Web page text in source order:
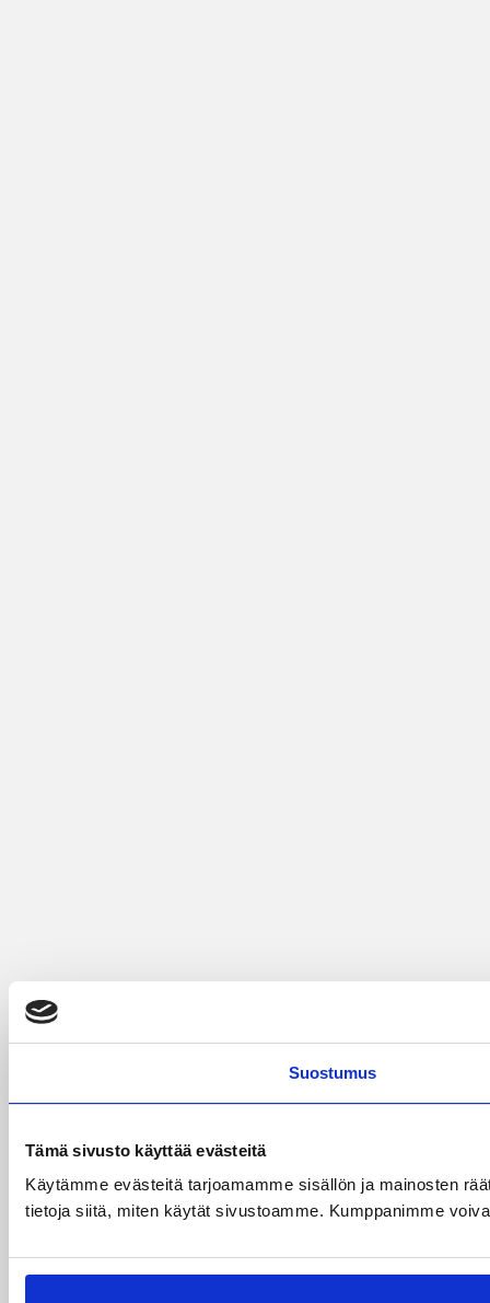
Suostumus
Tämä sivusto käyttää evästeitä
Käytämme evästeitä tarjoamamme sisällön ja mainosten
tietoja siitä, miten käytät sivustoamme. Kumppanimme